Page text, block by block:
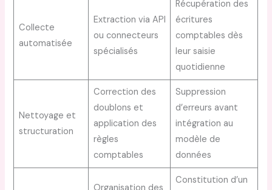
Collecte
automatisée
Extraction via API
ou connecteurs
spécialisés
Récupération des
écritures
comptables dès
leur saisie
quotidienne
Nettoyage et
structuration
Correction des
doublons et
application des
règles
comptables
Suppression
d’erreurs avant
intégration au
modèle de
données
Constitution d’un